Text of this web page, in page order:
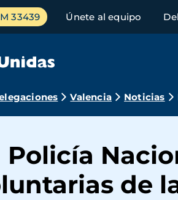
33439 Únete al equipo
Valencia Noticias
Policía
de